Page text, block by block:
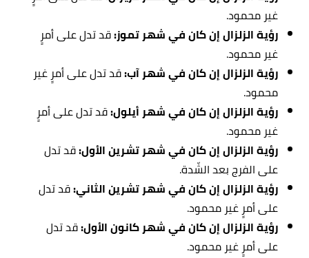
غير محمود.
رؤية الزلزال إن كان في شهر تموز:قد تدل على أمرٍ
غير محمود.
رؤية الزلزال إن كان في شهر آب:قد تدل على أمرٍ غير
محمود.
رؤية الزلزال إن كان في شهر أيلول:قد تدل على أمرٍ
غير محمود.
رؤية الزلزال إن كان في شهر تشرين الأول:قد تدل
على الفرج بعد الشّدة.
رؤية الزلزال إن كان في شهر تشرين الثاني:قد تدل
على أمرٍ غير محمود.
رؤية الزلزال إن كان في شهر كانون الأول:قد تدل
على أمرٍ غير محمود.